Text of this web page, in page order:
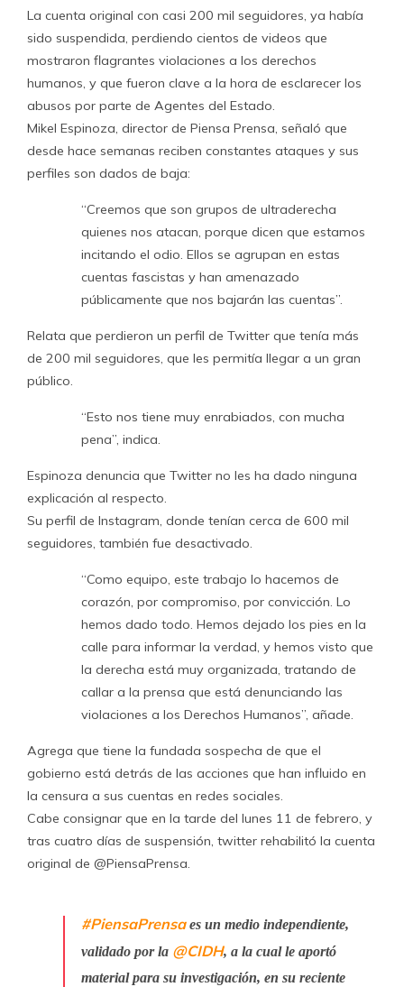
La cuenta original con casi 200 mil seguidores, ya había
sido suspendida, perdiendo cientos de videos que
mostraron flagrantes violaciones a los derechos
humanos, y que fueron clave a la hora de esclarecer los
abusos por parte de Agentes del Estado.
Mikel Espinoza, director de Piensa Prensa, señaló que
desde hace semanas reciben constantes ataques y sus
perfiles son dados de baja:
“Creemos que son grupos de ultraderecha
quienes nos atacan, porque dicen que estamos
incitando el odio. Ellos se agrupan en estas
cuentas fascistas y han amenazado
públicamente que nos bajarán las cuentas”.
Relata que perdieron un perfil de Twitter que tenía más
de 200 mil seguidores, que les permitía llegar a un gran
público.
“Esto nos tiene muy enrabiados, con mucha
pena”, indica.
Espinoza denuncia que Twitter no les ha dado ninguna
explicación al respecto.
Su perfil de Instagram, donde tenían cerca de 600 mil
seguidores, también fue desactivado.
“Como equipo, este trabajo lo hacemos de
corazón, por compromiso, por convicción. Lo
hemos dado todo. Hemos dejado los pies en la
calle para informar la verdad, y hemos visto que
la derecha está muy organizada, tratando de
callar a la prensa que está denunciando las
violaciones a los Derechos Humanos”, añade.
Agrega que tiene la fundada sospecha de que el
gobierno está detrás de las acciones que han influido en
la censura a sus cuentas en redes sociales.
Cabe consignar que en la tarde del lunes 11 de febrero, y
tras cuatro días de suspensión, twitter rehabilitó la cuenta
original de @PiensaPrensa.
#PiensaPrensaes un medio independiente,
validado por la @CIDH, a la cual le aportó
material para su investigación, en su reciente